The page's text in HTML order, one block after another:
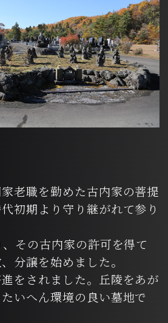
老職を勤めた古内家の菩提
初期より守り継がれて参り
その古内家の許可を得て
分譲を始めました。
をされました。丘陵をあが
いへん環境の良い墓地で